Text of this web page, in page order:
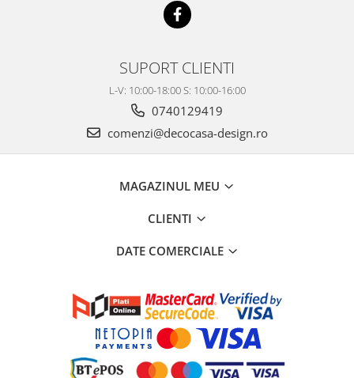
SUPORT CLIENTI
L-V: 10:00-18:00 S: 10:00-16:00
0740129419
comenzi@decocasa-design.ro
MAGAZINUL MEU
CLIENTI
DATE COMERCIALE